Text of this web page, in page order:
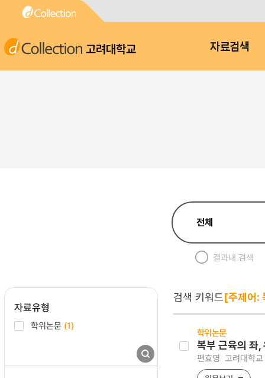
고려대학교 자료검색
결과내 검색
자료유형
학위논문 (1)
검색 키워드[주제어:
학위논문
복부 근육의 좌,
편효영 고려대학